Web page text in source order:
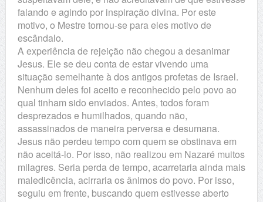
falando e agindo por inspiração divina. Por este
motivo, o Mestre tornou-se para eles motivo de
escândalo.
A experiência de rejeição não chegou a desanimar
Jesus. Ele se deu conta de estar vivendo uma
situação semelhante à dos antigos profetas de Israel.
Nenhum deles foi aceito e reconhecido pelo povo ao
qual tinham sido enviados. Antes, todos foram
desprezados e humilhados, quando não,
assassinados de maneira perversa e desumana.
Jesus não perdeu tempo com quem se obstinava em
não aceitá-lo. Por isso, não realizou em Nazaré muitos
milagres. Seria perda de tempo, acarretaria ainda mais
maledicência, acirraria os ânimos do povo. Por isso,
seguiu em frente, buscando quem estivesse aberto